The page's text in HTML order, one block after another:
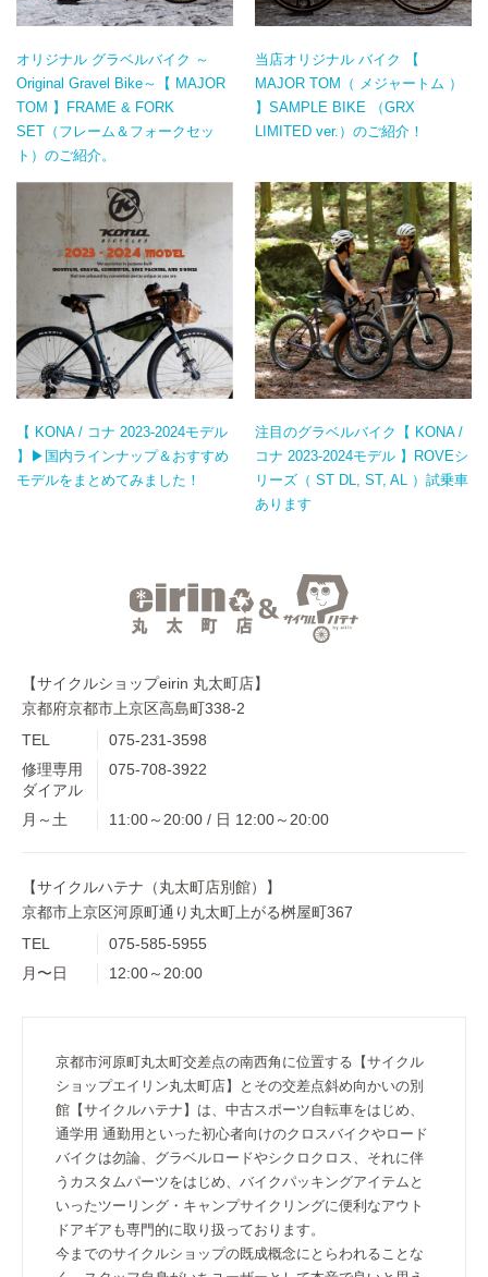
オリジナル グラベルバイク ～
Original Gravel Bike～【 MAJOR
TOM 】FRAME & FORK
SET（フレーム＆フォークセッ
ト）のご紹介。
当店オリジナル バイク 【
MAJOR TOM（ メジャートム ）
】SAMPLE BIKE （GRX
LIMITED ver.）のご紹介！
【 KONA / コナ 2023-2024モデル
】▶国内ラインナップ＆おすすめ
モデルをまとめてみました！
注目のグラベルバイク【 KONA /
コナ 2023-2024モデル 】ROVEシ
リーズ（ ST DL, ST, AL ）試乗車
あります
【サイクルショップeirin 丸太町店】
京都府京都市上京区高島町338-2
TEL
075-231-3598
修理専用
ダイアル
075-708-3922
月～土 11:00～20:00 / 日 12:00～20:00
【サイクルハテナ（丸太町店別館）】
京都市上京区河原町通り丸太町上がる桝屋町367
TEL
075-585-5955
月〜日
12:00～20:00
京都市河原町丸太町交差点の南西角に位置する【サイクル
ショップエイリン丸太町店】とその交差点斜め向かいの別
館【サイクルハテナ】は、中古スポーツ自転車をはじめ、
通学用 通勤用といった初心者向けのクロスバイクやロード
バイクは勿論、グラベルロードやシクロクロス、それに伴
うカスタムパーツをはじめ、バイクパッキングアイテムと
いったツーリング・キャンプサイクリングに便利なアウト
ドアギアも専門的に取り扱っております。
今までのサイクルショップの既成概念にとらわれることな